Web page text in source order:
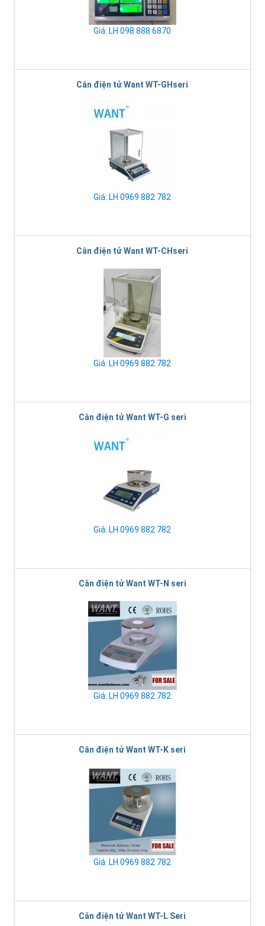
Giá: LH 098 888 6870
Cân điện tử Want WT-GHseri
Giá: LH 0969 882 782
Cân điện tử Want WT-CHseri
Giá: LH 0969 882 782
Cân điện tử Want WT-G seri
Giá: LH 0969 882 782
Cân điện tử Want WT-N seri
Giá: LH 0969 882 782
Cân điện tử Want WT-K seri
Giá: LH 0969 882 782
Cân điện tử Want WT-L Seri